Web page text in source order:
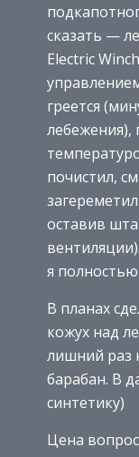
сказать —
Electric
греется
лебежения),
почистил,
оставив
я
В планах
кожух над
лишний раз
барабан. В
синтетику)
Цена